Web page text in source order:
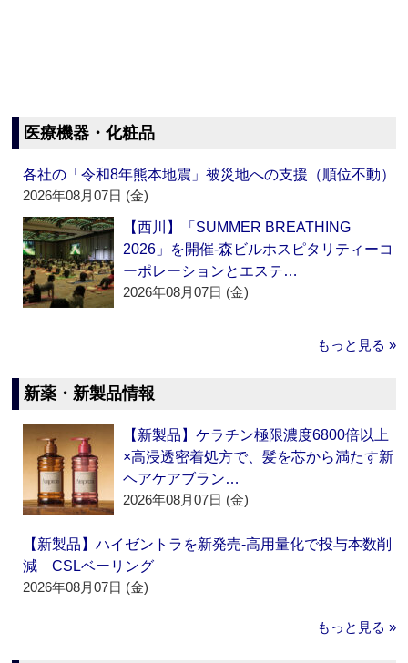
医療機器・化粧品
各社の「令和8年熊本地震」被災地への支援（順位不動）
2026年08月07日 (金)
【西川】「SUMMER BREATHING
2026」を開催‐森ビルホスピタリティーコ
ーポレーションとエステ…
2026年08月07日 (金)
もっと見る »
新薬・新製品情報
【新製品】ケラチン極限濃度6800倍以上
×高浸透密着処方で、髪を芯から満たす新
ヘアケアブラン…
2026年08月07日 (金)
【新製品】ハイゼントラを新発売‐高用量化で投与本数削
減 CSLベーリング
2026年08月07日 (金)
もっと見る »